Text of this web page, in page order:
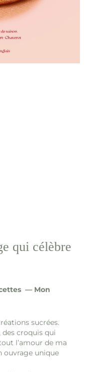
qui célèbre
— Mon
sucrées.
croquis qui
l’amour de ma
ouvrage unique